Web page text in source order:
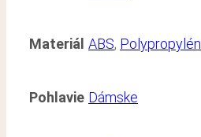
Materiál ABS, Polypropylén
Pohlavie Dámske